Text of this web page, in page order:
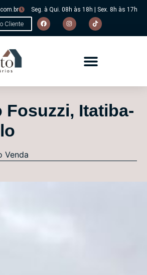
Seg. à Qui. 08h às 18h | Sex. 8h às 17h
Cliente
Fosuzzi, Itatiba-
Venda